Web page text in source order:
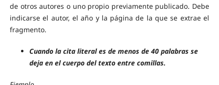
de otros autores o uno propio previamente publicado. Debe
indicarse el autor, el año y la página de la que se extrae el
fragmento.
Cuando la cita literal es de menos de 40 palabras se
deja en el cuerpo del texto entre comillas.